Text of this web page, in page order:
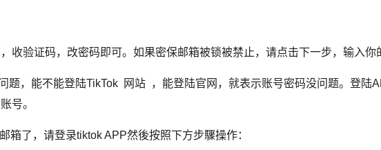
收验证码，改密码即可。 如果密保邮箱被锁被禁止，请点击下一步，输入你
题，能不能登陆TikTok 网站 ，能登陆官网，就表示账号密码没问题。登陆
号。
了，请登录tiktok APP然後按照下方步驟操作：